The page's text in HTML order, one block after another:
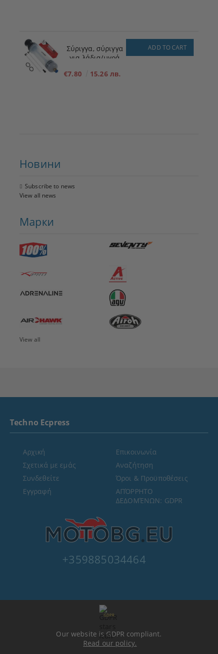
Σύριγγα, σύριγγα
για λάδια/υγρά
€7.80 15.26 лв.
ADD TO CART
Новини
Subscribe to news
View all news
Марки
View all
+359885034464
Techno Ecpress
Αρχική
Σχετικά με εμάς
Συνδεθείτε
Εγγραφή
Επικοινωνία
Αναζήτηση
Όροι & Προϋποθέσεις
ΑΠΌΡΡΗΤΟ
ΔΕΔΟΜΈΝΩΝ: GDPR
GDPR
Our website is GDPR compliant.
Read our policy.